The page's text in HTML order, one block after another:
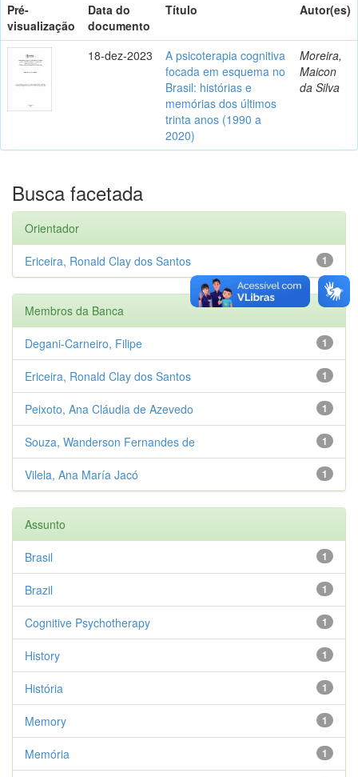
Pré-
visualização
Data do
documento
Título Autor(es)
18-dez-2023
A psicoterapia cognitiva
focada em esquema no
Brasil: histórias e
memórias dos últimos
trinta anos (1990 a
2020)
Moreira,
Maicon
da Silva
Busca facetada
Orientador
1
Ericeira, Ronald Clay dos Santos
Membros da Banca
1
Degani-Carneiro, Filipe
1
Ericeira, Ronald Clay dos Santos
1
Peixoto, Ana Cláudia de Azevedo
1
Souza, Wanderson Fernandes de
1
Vilela, Ana María Jacó
Assunto
1
Brasil
1
Brazil
1
Cognitive Psychotherapy
1
History
1
História
1
Memory
1
Memória